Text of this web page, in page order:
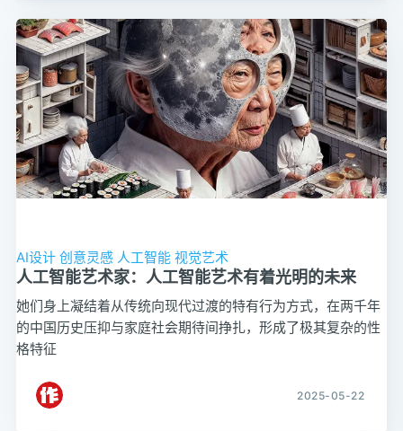
AI设计 创意灵感 人工智能 视觉艺术
人工智能艺术家：人工智能艺术有着光明的未来
她们身上凝结着从传统向现代过渡的特有行为方式，在两千年
的中国历史压抑与家庭社会期待间挣扎，形成了极其复杂的性
格特征
2025-05-22